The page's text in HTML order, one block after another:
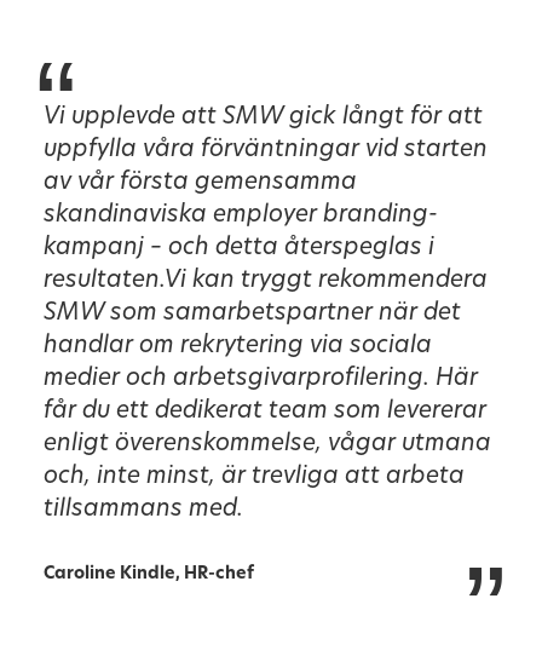
“
Vi upplevde att SMW gick långt för att
uppfylla våra förväntningar vid starten
av vår första gemensamma
skandinaviska employer branding-
kampanj – och detta återspeglas i
resultaten.Vi kan tryggt rekommendera
SMW som samarbetspartner när det
handlar om rekrytering via sociala
medier och arbetsgivarprofilering. Här
får du ett dedikerat team som levererar
enligt överenskommelse, vågar utmana
och, inte minst, är trevliga att arbeta
tillsammans med.
Caroline Kindle, HR-chef ”